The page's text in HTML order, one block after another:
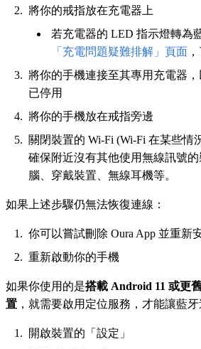
將你的戒指放在充電器上
若充電器的 LED 指示燈轉為
「充電問題疑難排解」頁面
將你的手機連接至其專用充電器
已停用
將你的手機放在戒指旁邊
關閉裝置的 Wi-Fi (Wi-Fi 在某些情
確保附近沒有其他使用無線訊號
腦、穿戴裝置、無線耳機等。
如果上述步驟仍無法恢復連線：
你可以嘗試刪除 Oura App 並重新
重新啟動你的手機
如果你使用的是搭載 Android 11 或更
置 ，就需要啟用定位服務，才能讓藍
開啟裝置的「設定」